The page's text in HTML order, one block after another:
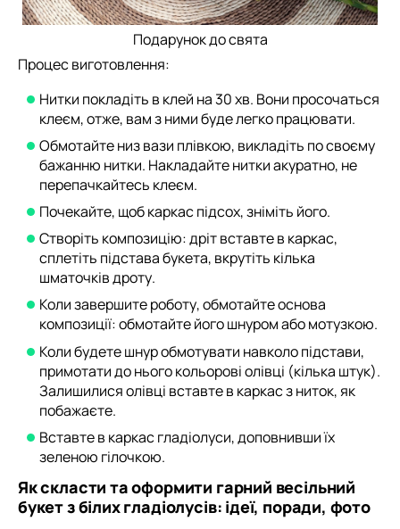
Подарунок до свята
Процес виготовлення:
Нитки покладіть в клей на 30 хв. Вони просочаться
клеєм, отже, вам з ними буде легко працювати.
Обмотайте низ вази плівкою, викладіть по своєму
бажанню нитки. Накладайте нитки акуратно, не
перепачкайтесь клеєм.
Почекайте, щоб каркас підсох, зніміть його.
Створіть композицію: дріт вставте в каркас,
сплетіть підстава букета, вкрутіть кілька
шматочків дроту.
Коли завершите роботу, обмотайте основа
композиції: обмотайте його шнуром або мотузкою.
Коли будете шнур обмотувати навколо підстави,
примотати до нього кольорові олівці (кілька штук).
Залишилися олівці вставте в каркас з ниток, як
побажаєте.
Вставте в каркас гладіолуси, доповнивши їх
зеленою гілочкою.
Як скласти та оформити гарний весільний
букет з білих гладіолусів: ідеї, поради, фото